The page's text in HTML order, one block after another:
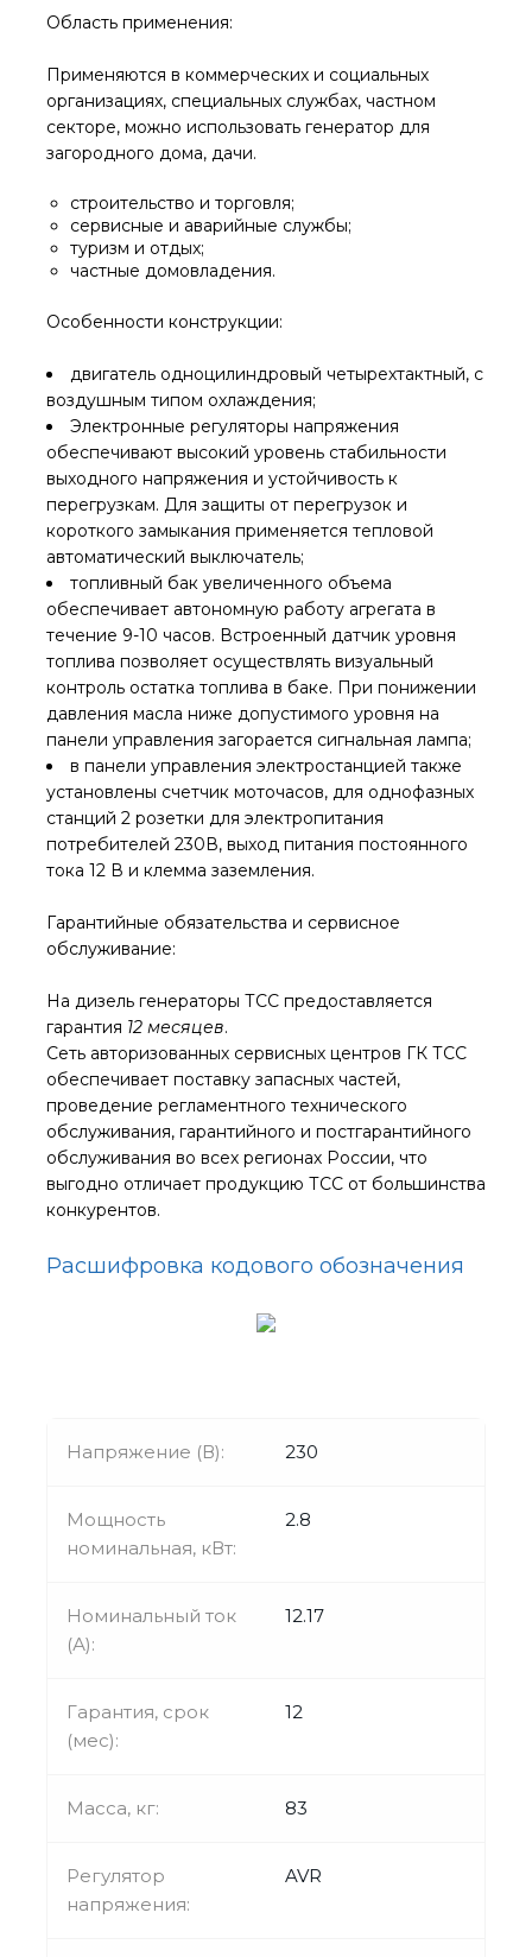
Область применения:
Применяются в коммерческих и социальных
организациях, специальных службах, частном
секторе, можно использовать генератор для
загородного дома, дачи.
строительство и торговля;
сервисные и аварийные службы;
туризм и отдых;
частные домовладения.
Особенности конструкции:
двигатель одноцилиндровый четырехтактный, с
воздушным типом охлаждения;
Электронные регуляторы напряжения
обеспечивают высокий уровень стабильности
выходного напряжения и устойчивость к
перегрузкам. Для защиты от перегрузок и
короткого замыкания применяется тепловой
автоматический выключатель;
топливный бак увеличенного объема
обеспечивает автономную работу агрегата в
течение 9-10 часов. Встроенный датчик уровня
топлива позволяет осуществлять визуальный
контроль остатка топлива в баке. При понижении
давления масла ниже допустимого уровня на
панели управления загорается сигнальная лампа;
в панели управления электростанцией также
установлены счетчик моточасов, для однофазных
станций 2 розетки для электропитания
потребителей 230В, выход питания постоянного
тока 12 В и клемма заземления.
Гарантийные обязательства и сервисное
обслуживание:
На дизель генераторы ТСС предоставляется
гарантия 12 месяцев.
Cеть авторизованных сервисных центров ГК ТСС
обеспечивает поставку запасных частей,
проведение регламентного технического
обслуживания, гарантийного и постгарантийного
обслуживания во всех регионах России, что
выгодно отличает продукцию ТСС от большинства
конкурентов.
Расшифровка кодового обозначения
Напряжение (В): 230
Мощность
номинальная, кВт:
2.8
Номинальный ток
(А):
12.17
Гарантия, срок
(мес):
12
Масса, кг: 83
Регулятор
напряжения:
AVR